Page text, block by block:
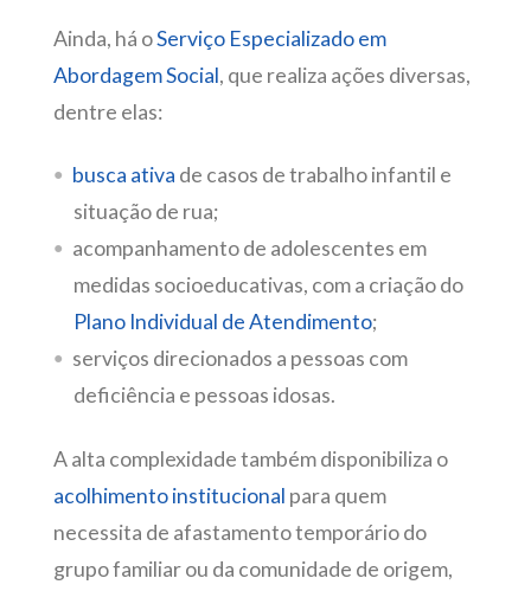
Ainda, há oServiço Especializado em
Abordagem Social, que realiza ações diversas,
dentre elas:
busca ativa de casos de trabalho infantil e
situação de rua;
acompanhamento de adolescentes em
medidas socioeducativas, com a criação do
Plano Individual de Atendimento;
serviços direcionados a pessoas com
deficiência e pessoas idosas.
A alta complexidade também disponibiliza o
acolhimento institucional para quem
necessita de afastamento temporário do
grupo familiar ou da comunidade de origem,